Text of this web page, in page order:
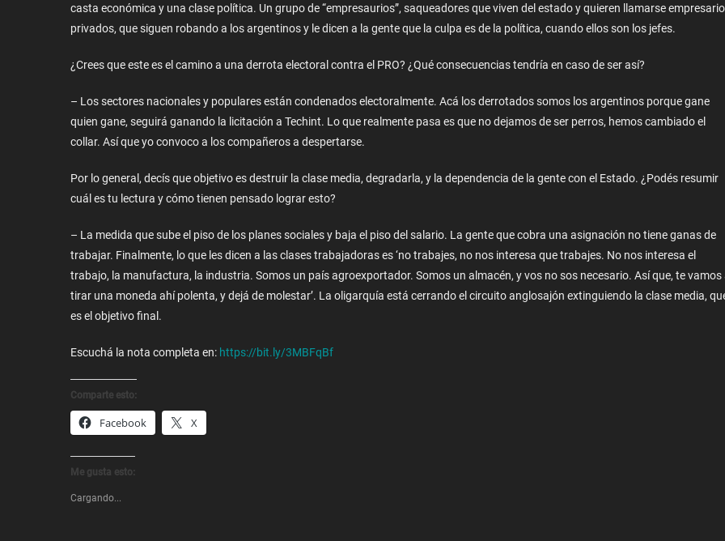
casta económica y una clase política. Un grupo de “empresaurios”, saqueadores que viven del estado y quieren llamarse
privados, que siguen robando a los argentinos y le dicen a la gente que la culpa es de la política, cuando ellos son los jefes.
¿Crees que este es el camino a una derrota electoral contra el PRO? ¿Qué consecuencias tendría en caso de ser así?
– Los sectores nacionales y populares están condenados electoralmente. Acá los derrotados somos los argentinos porque gane
quien gane, seguirá ganando la licitación a Techint. Lo que realmente pasa es que no dejamos de ser perros, hemos cambiado el
collar. Así que yo convoco a los compañeros a despertarse.
Por lo general, decís que objetivo es destruir la clase media, degradarla, y la dependencia de la gente con el Estado. ¿Podés resumir
cuál es tu lectura y cómo tienen pensado lograr esto?
– La medida que sube el piso de los planes sociales y baja el piso del salario. La gente que cobra una asignación no tiene ganas de
trabajar. Finalmente, lo que les dicen a las clases trabajadoras es ‘no trabajes, no nos interesa que trabajes. No nos interesa el
trabajo, la manufactura, la industria. Somos un país agroexportador. Somos un almacén, y vos no sos necesario. Así que, te vamos
tirar una moneda ahí polenta, y dejá de molestar’. La oligarquía está cerrando el circuito anglosajón extinguiendo la clase media,
es el objetivo final.
Escuchá la nota completa en: https://bit.ly/3MBFqBf
Comparte esto:
Facebook X
Me gusta esto:
Cargando...